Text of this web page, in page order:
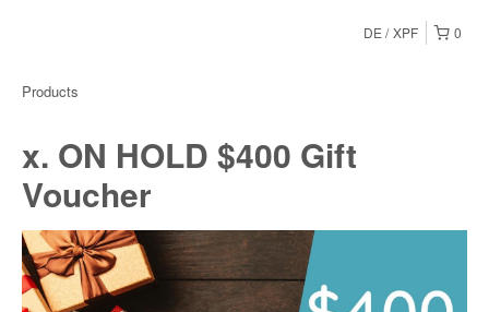
0
DE XPF
Products
x. ON HOLD $400 Gift
Voucher